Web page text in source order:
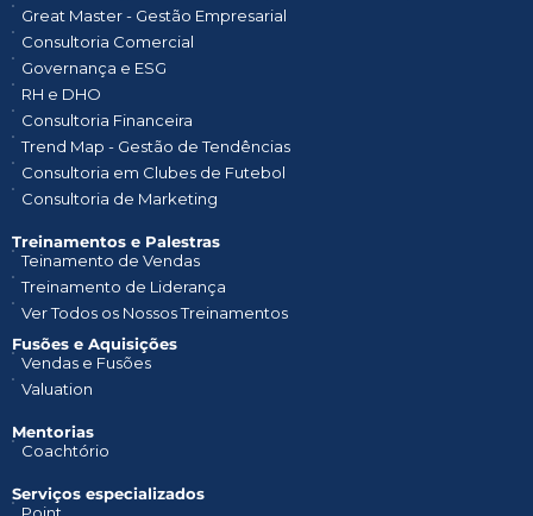
Great Master - Gestão Empresarial
Consultoria Comercial
Governança e ESG
RH e DHO
Consultoria Financeira
Trend Map - Gestão de Tendências
Consultoria em Clubes de Futebol
Consultoria de Marketing
Treinamentos e Palestras​
Teinamento de Vendas
Treinamento de Liderança
Ver Todos os Nossos Treinamentos
Fusões e Aquisições
Vendas e Fusões
Valuation
Mentorias
Coachtório
Serviços especializados
Point